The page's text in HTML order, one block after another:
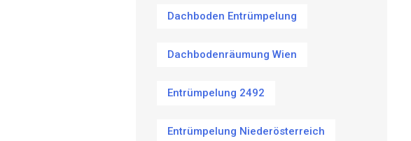
Dachboden Entrümpelung
Dachbodenräumung Wien
Entrümpelung 2492
Entrümpelung Niederösterreich